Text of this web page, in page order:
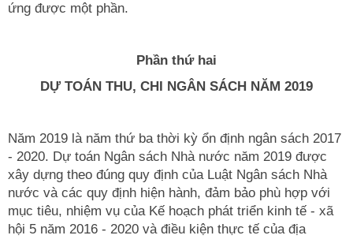
ứng được một phần.
Phần thứ hai
DỰ TOÁN THU, CHI NGÂN SÁCH NĂM 2019
Năm 2019 là năm thứ ba thời kỳ ổn định ngân sách 2017
- 2020. Dự toán Ngân sách Nhà nước năm 2019 được
xây dựng theo đúng quy định của Luật Ngân sách Nhà
nước và các quy định hiện hành, đảm bảo phù hợp với
mục tiêu, nhiệm vụ của Kế hoạch phát triển kinh tế - xã
hội 5 năm 2016 - 2020 và điều kiện thực tế của địa